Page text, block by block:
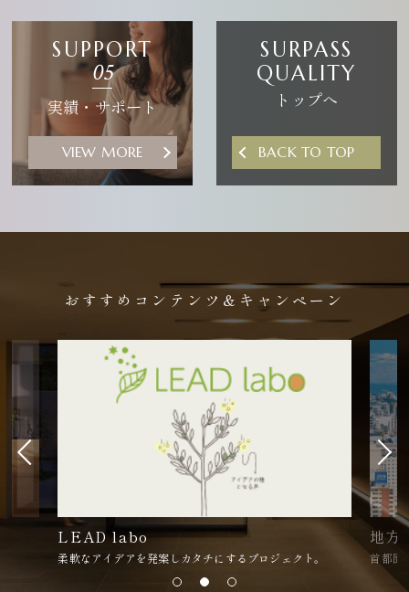
SUPPORT
05
実績・サポート
VIEW MORE
SURPASS
QUALITY
トップへ
BACK TO TOP
おすすめコンテンツ＆キャンペーン
LEAD labo
柔軟なアイデアを発案しカタチにするプロジェクト。
地方
首都圏